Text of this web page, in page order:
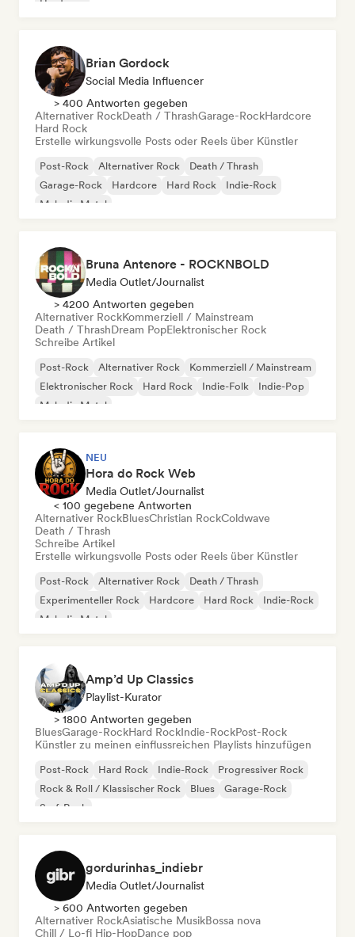
Hardcore
Brian Gordock
Social Media Influencer
> 400 Antworten gegeben
Alternativer RockDeath / ThrashGarage-RockHardcore
Hard Rock
Erstelle wirkungsvolle Posts oder Reels über Künstler
Post-Rock Alternativer Rock
Death / Thrash
Garage-Rock
Hardcore Hard Rock
Indie-Rock
Melodic Metal
Bruna Antenore - ROCKNBOLD
Media Outlet/Journalist
> 4200 Antworten gegeben
Alternativer RockKommerziell / Mainstream
Death / ThrashDream PopElektronischer Rock
Schreibe Artikel
Post-Rock Alternativer Rock
Kommerziell / Mainstream
Elektronischer Rock
Hard Rock Indie-Folk
Indie-Pop
Melodic Metal
NEU
Hora do Rock Web
Media Outlet/Journalist
< 100 gegebene Antworten
Alternativer RockBluesChristian RockColdwave
Death / Thrash
Schreibe Artikel
Erstelle wirkungsvolle Posts oder Reels über Künstler
Post-Rock Alternativer Rock
Death / Thrash
Experimenteller Rock
Hardcore Hard Rock
Indie-Rock
Melodic Metal
Amp’d Up Classics
Playlist-Kurator
> 1800 Antworten gegeben
BluesGarage-RockHard RockIndie-RockPost-Rock
Künstler zu meinen einflussreichen Playlists hinzufügen
Post-Rock Hard Rock Indie-Rock
Progressiver Rock
Rock & Roll / Klassischer Rock
Blues
Garage-Rock
Surf-Rock
gordurinhas_indiebr
Media Outlet/Journalist
> 600 Antworten gegeben
Alternativer RockAsiatische MusikBossa nova
Chill / Lo-fi Hip-HopDance pop